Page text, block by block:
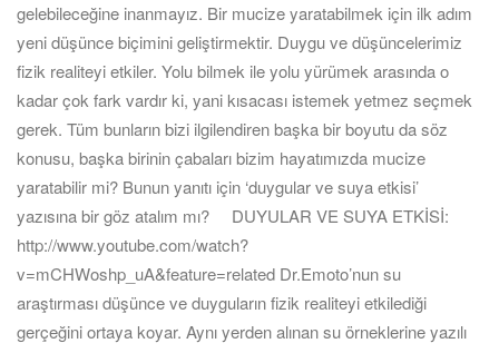
gelebileceğine inanmayız. Bir mucize yaratabilmek için ilk adım
yeni düşünce biçimini geliştirmektir. Duygu ve düşüncelerimiz
fizik realiteyi etkiler. Yolu bilmek ile yolu yürümek arasında o
kadar çok fark vardır ki, yani kısacası istemek yetmez seçmek
gerek. Tüm bunların bizi ilgilendiren başka bir boyutu da söz
konusu, başka birinin çabaları bizim hayatımızda mucize
yaratabilir mi? Bunun yanıtı için ‘duygular ve suya etkisi’
yazısına bir göz atalım mı? DUYULAR VE SUYA ETKİSİ:
http://www.youtube.com/watch?
v=mCHWoshp_uA&feature=related Dr.Emoto’nun su
araştırması düşünce ve duyguların fizik realiteyi etkilediği
gerçeğini ortaya koyar. Aynı yerden alınan su örneklerine yazılı